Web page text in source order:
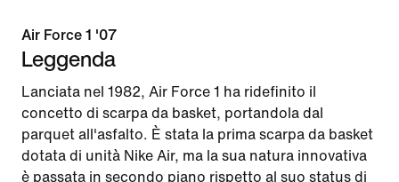
Air Force 1 '07
Leggenda
Lanciata nel 1982, Air Force 1 ha ridefinito il
concetto di scarpa da basket, portandola dal
parquet all'asfalto. È stata la prima scarpa da basket
dotata di unità Nike Air, ma la sua natura innovativa
è passata in secondo piano rispetto al suo status di